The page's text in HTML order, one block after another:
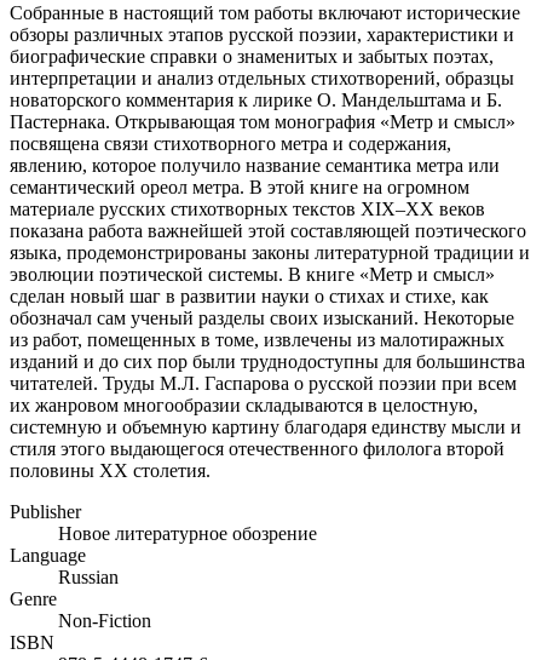
Собранные в настоящий том работы включают исторические
обзоры различных этапов русской поэзии, характеристики и
биографические справки о знаменитых и забытых поэтах,
интерпретации и анализ отдельных стихотворений, образцы
новаторского комментария к лирике О. Мандельштама и Б.
Пастернака. Открывающая том монография «Метр и смысл»
посвящена связи стихотворного метра и содержания,
явлению, которое получило название семантика метра или
семантический ореол метра. В этой книге на огромном
материале русских стихотворных текстов XIX–XX веков
показана работа важнейшей этой составляющей поэтического
языка, продемонстрированы законы литературной традиции и
эволюции поэтической системы. В книге «Метр и смысл»
сделан новый шаг в развитии науки о стихах и стихе, как
обозначал сам ученый разделы своих изысканий. Некоторые
из работ, помещенных в томе, извлечены из малотиражных
изданий и до сих пор были труднодоступны для большинства
читателей. Труды М.Л. Гаспарова о русской поэзии при всем
их жанровом многообразии складываются в целостную,
системную и объемную картину благодаря единству мысли и
стиля этого выдающегося отечественного филолога второй
половины ХХ столетия.
Publisher
Новое литературное обозрение
Language
Russian
Genre
Non-Fiction
ISBN